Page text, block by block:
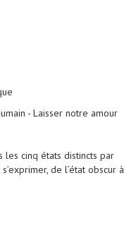
- Laisser notre amour
les cinq états distincts par
de l’état obscur à